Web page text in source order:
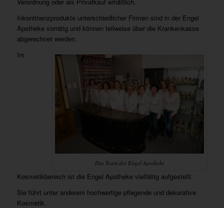
Inkontinenzprodukte unterschiedlicher Firmen sind in der Engel
Apotheke vorrätig und können teilweise über die Krankenkasse
abgerechnet werden.
Das Team der Engel Apotheke
Im
Kosmetikbereich ist die Engel Apotheke vielfältig aufgestellt.
Sie führt unter anderem hochwertige pflegende und dekorative
Kosmetik.